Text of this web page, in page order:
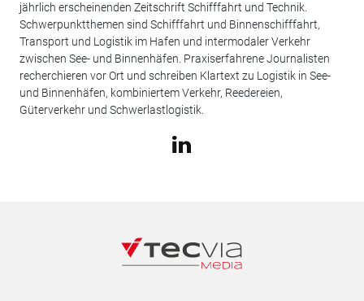
jährlich erscheinenden Zeitschrift Schifffahrt und Technik.
Schwerpunktthemen sind Schifffahrt und Binnenschifffahrt,
Transport und Logistik im Hafen und intermodaler Verkehr
zwischen See- und Binnenhäfen. Praxiserfahrene Journalisten
recherchieren vor Ort und schreiben Klartext zu Logistik in See-
und Binnenhäfen, kombiniertem Verkehr, Reedereien,
Güterverkehr und Schwerlastlogistik.